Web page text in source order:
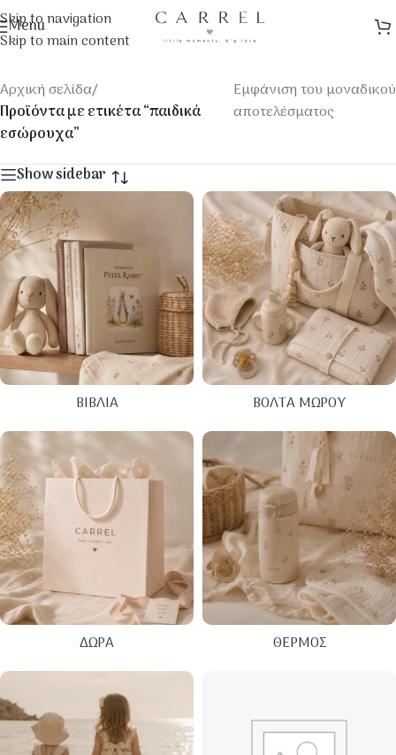
Skip to navigation
Skip to main content
Menu
Αρχική σελίδα/
Προϊόντα με ετικέτα “παιδικά
εσώρουχα”
Εμφάνιση του μοναδικού
αποτελέσματος
Show sidebar
ΒΙΒΛΊΑ ΒΌΛΤΑ ΜΩΡΟΎ
ΔΏΡΑ ΘΕΡΜΌΣ